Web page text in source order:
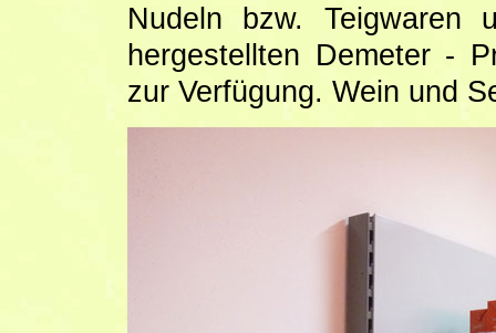
Nudeln bzw. Teigwaren
hergestellten Demeter -
zur Verfügung. Wein und